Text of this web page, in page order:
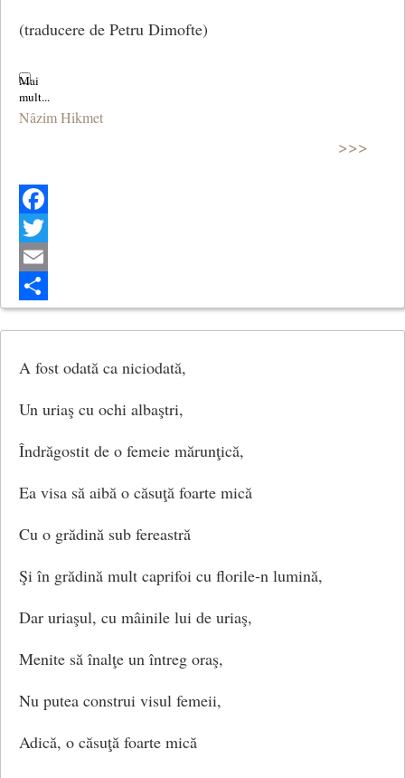
(traducere de Petru Dimofte)
Nâzim Hikmet
>>>
Facebook
Twitter
Email
Share
A fost odată ca niciodată,
Un uriaş cu ochi albaştri,
Îndrăgostit de o femeie mărunţică,
Ea visa să aibă o căsuţă foarte mică
Cu o grădină sub fereastră
Şi în grădină mult caprifoi cu florile-n lumină,
Dar uriaşul, cu mâinile lui de uriaş,
Menite să înalţe un întreg oraş,
Nu putea construi visul femeii,
Adică, o căsuţă foarte mică